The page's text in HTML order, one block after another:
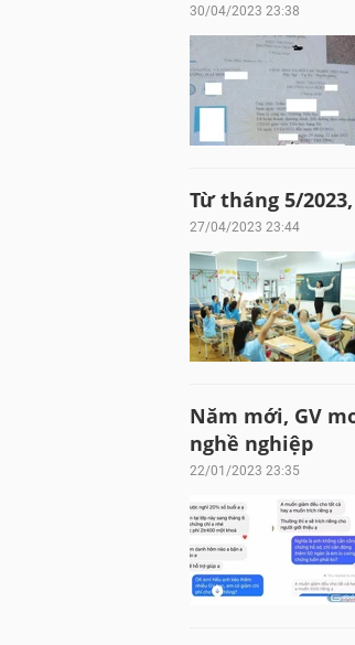
30/04/2023 23:38
Từ tháng 5/
27/04/2023 23:44
Năm mới, GV
nghề nghiệp
22/01/2023 23:35